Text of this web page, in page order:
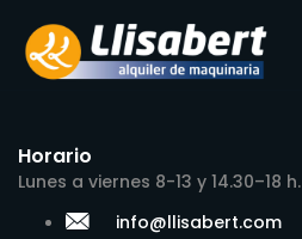
Horario
Lunes a viernes 8-13 y 14.30–18 h.
info@llisabert.com